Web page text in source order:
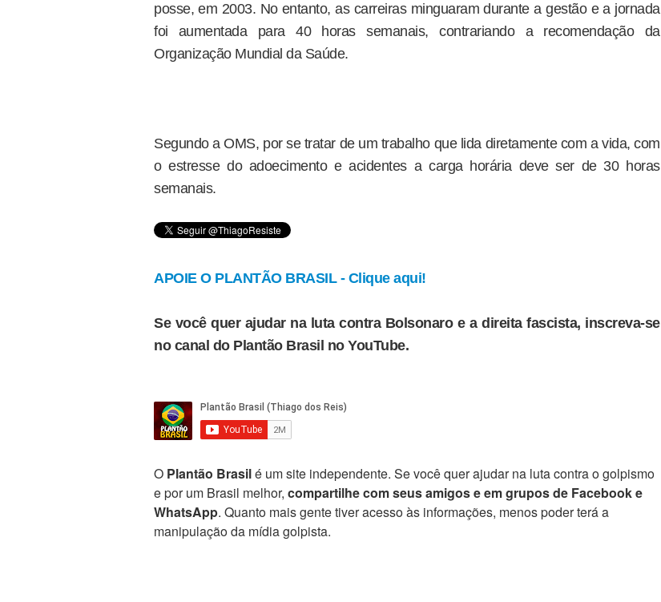
posse, em 2003. No entanto, as carreiras minguaram durante a gestão e a jornada
foi aumentada para 40 horas semanais, contrariando a recomendação da
Organização Mundial da Saúde.
Segundo a OMS, por se tratar de um trabalho que lida diretamente com a vida, com
o estresse do adoecimento e acidentes a carga horária deve ser de 30 horas
semanais.
APOIE O PLANTÃO BRASIL - Clique aqui!
Se você quer ajudar na luta contra Bolsonaro e a direita fascista, inscreva-se
no canal do Plantão Brasil no YouTube.
O Plantão Brasilé um site independente. Se você quer ajudar na luta contra o golpismo
e por um Brasil melhor, compartilhe com seus amigos e em grupos de Facebook e
WhatsApp. Quanto mais gente tiver acesso às informações, menos poder terá a
manipulação da mídia golpista.